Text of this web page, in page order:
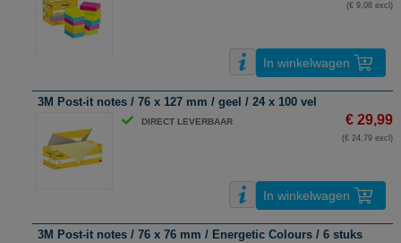
(€ 9,08 excl)
In winkelwagen
3M Post-it notes / 76 x 127 mm / geel / 24 x 100 vel
DIRECT LEVERBAAR € 29,99
(€ 24,79 excl)
In winkelwagen
3M Post-it notes / 76 x 76 mm / Energetic Colours / 6 stuks